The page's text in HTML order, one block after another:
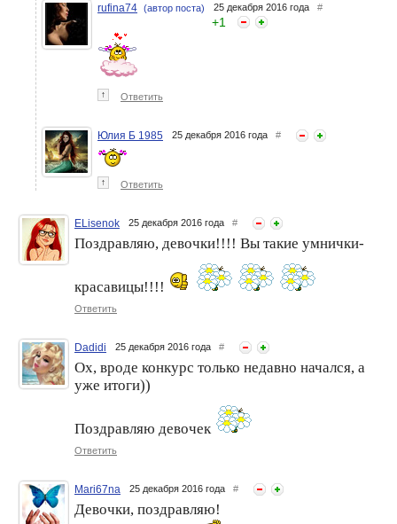
rufina74 (автор поста) 25 декабря 2016 года #
+1
↑ Ответить
Юлия Б 1985 25 декабря 2016 года #
↑ Ответить
ELisenok 25 декабря 2016 года #
Поздравляю, девочки!!!! Вы такие умнички-
красавицы!!!!
Ответить
Dadidi 25 декабря 2016 года #
Ох, вроде конкурс только недавно начался, а
уже итоги))
Поздравляю девочек
Ответить
Mari67na 25 декабря 2016 года #
Девочки, поздравляю!